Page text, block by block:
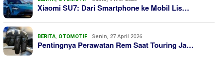
Xiaomi SU7: Dari Smartphone ke Mobil Lis…
BERITA, OTOMOTIF Senin, 27 April 2026
Pentingnya Perawatan Rem Saat Touring Ja…